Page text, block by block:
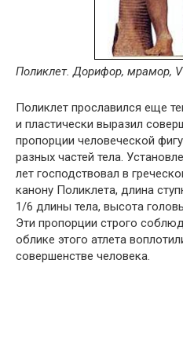
Поликлет. Дорифор, мрамор, V
Поликлет прославился еще
и пластически выразил
пропорции человеческой
разных частей тела.
лет господствовал в
канону Поликлета, длина
1/6 длины тела, высота
Эти пропорции строго
облике этого атлета
совершенстве человека.